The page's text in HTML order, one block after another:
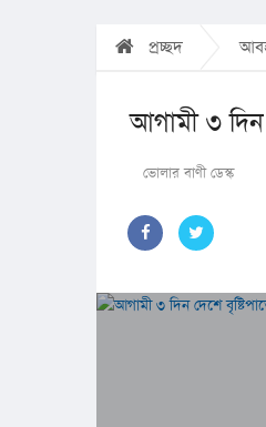
প্রচ্ছদ
আগামী ৩ দিন
ভোলার বাণী ডেস্ক